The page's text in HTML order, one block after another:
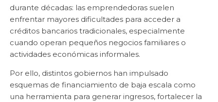
durante décadas: las emprendedoras suelen
enfrentar mayores dificultades para acceder a
créditos bancarios tradicionales, especialmente
cuando operan pequeños negocios familiares o
actividades económicas informales.
Por ello, distintos gobiernos han impulsado
esquemas de financiamiento de baja escala como
una herramienta para generar ingresos, fortalecer la